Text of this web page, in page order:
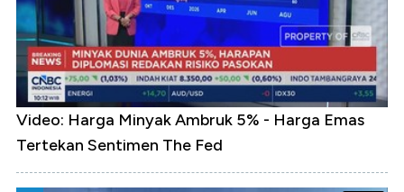
Video: Harga Minyak Ambruk 5% - Harga Emas
Tertekan Sentimen The Fed